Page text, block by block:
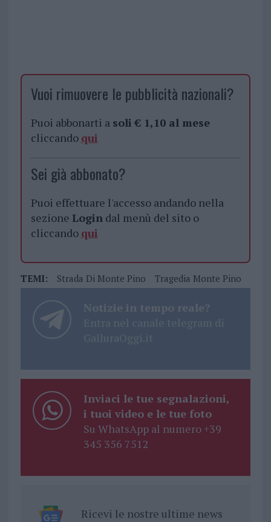
Vuoi rimuovere le pubblicità nazionali?
Puoi abbonarti a soli € 1,10 al mese
cliccando qui
Sei già abbonato?
Puoi effettuare l'accesso andando nella
sezione Logindal menù del sito o
cliccando qui
TEMI: Strada Di Monte Pino Tragedia Monte Pino
Notizie in tempo reale?
Entra nel canale telegram di
GalluraOggi.it
Inviaci le tue segnalazioni,
i tuoi video e le tue foto
Su WhatsApp al numero +39
345 356 7512
Ricevi le nostre ultime news